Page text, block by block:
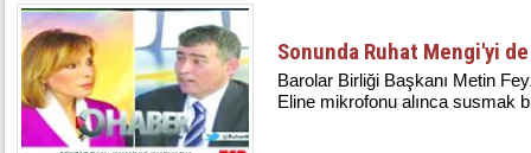
Sonunda Ruhat Mengi'yi
Barolar Birliği Başkanı Metin
Eline mikrofonu alınca susmak